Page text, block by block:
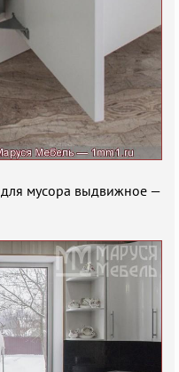
для мусора выдвижное —